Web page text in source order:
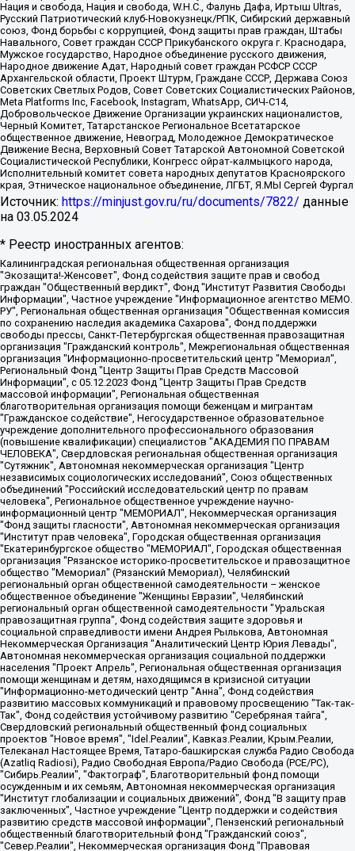
Нация и свобода, Нация и свобода, W.H.С., Фалунь Дафа, Иртыш Ultras,
Русский Патриотический клуб-Новокузнецк/РПК, Сибирский державный
союз, Фонд борьбы с коррупцией, Фонд защиты прав граждан, Штабы
Навального, Совет граждан СССР Прикубанского округа г. Краснодара,
Мужское государство, Народное объединение русского движения,
Народное движение Адат, Народный совет граждан РСФСР СССР
Архангельской области, Проект Штурм, Граждане СССР, Держава Союз
Советских Светлых Родов, Совет Советских Социалистических Районов,
Meta Platforms Inc, Facebook, Instagram, WhatsApp, СИЧ-С14,
Добровольческое Движение Организации украинских националистов,
Черный Комитет, Татарстанское Региональное Всетатарское
общественное движение, Невоград, Молодежное Демократическое
Движение Весна, Верховный Совет Татарской Автономной Советской
Социалистической Республики, Конгресс ойрат-калмыцкого народа,
Исполнительный комитет совета народных депутатов Красноярского
края, Этническое национальное объединение, ЛГБТ, Я.МЫ Сергей Фургал
Источник: https://minjust.gov.ru/ru/documents/7822/ данные
на 03.05.2024
* Реестр иностранных агентов:
Калининградская региональная общественная организация "Экозащита!-Женсовет", Фонд содействия защите прав и свобод граждан "Общественный вердикт", Фонд "Институт Развития Свободы Информации", Частное учреждение "Информационное агентство МЕМО. РУ", Региональная общественная организация "Общественная комиссия по сохранению наследия академика Сахарова", Фонд поддержки свободы прессы, Санкт-Петербургская общественная правозащитная организация "Гражданский контроль", Межрегиональная общественная организация "Информационно-просветительский центр "Мемориал", Региональный Фонд "Центр Защиты Прав Средств Массовой Информации", с 05.12.2023 Фонд "Центр Защиты Прав Средств массовой информации", Региональная общественная благотворительная организация помощи беженцам и мигрантам "Гражданское содействие", Негосударственное образовательное учреждение дополнительного профессионального образования (повышение квалификации) специалистов "АКАДЕМИЯ ПО ПРАВАМ ЧЕЛОВЕКА", Свердловская региональная общественная организация "Сутяжник", Автономная некоммерческая организация "Центр независимых социологических исследований", Союз общественных объединений "Российский исследовательский центр по правам человека", Региональное общественное учреждение научно-информационный центр "МЕМОРИАЛ", Некоммерческая организация "Фонд защиты гласности", Автономная некоммерческая организация "Институт прав человека", Городская общественная организация "Екатеринбургское общество "МЕМОРИАЛ", Городская общественная организация "Рязанское историко-просветительское и правозащитное общество "Мемориал" (Рязанский Мемориал), Челябинский региональный орган общественной самодеятельности – женское общественное объединение "Женщины Евразии", Челябинский региональный орган общественной самодеятельности "Уральская правозащитная группа", Фонд содействия защите здоровья и социальной справедливости имени Андрея Рылькова, Автономная Некоммерческая Организация "Аналитический Центр Юрия Левады", Автономная некоммерческая организация социальной поддержки населения "Проект Апрель", Региональная общественная организация помощи женщинам и детям, находящимся в кризисной ситуации "Информационно-методический центр "Анна", Фонд содействия развитию массовых коммуникаций и правовому просвещению "Так-так-Так", Фонд содействия устойчивому развитию "Серебряная тайга", Свердловский региональный общественный фонд социальных проектов "Новое время", "Idel.Реалии", Кавказ.Реалии, Крым.Реалии, Телеканал Настоящее Время, Татаро-башкирская служба Радио Свобода (Azatliq Radiosi), Радио Свободная Европа/Радио Свобода (PCE/PC), "Сибирь.Реалии", "Фактограф", Благотворительный фонд помощи осужденным и их семьям, Автономная некоммерческая организация "Институт глобализации и социальных движений", Фонд "В защиту прав заключенных", Частное учреждение "Центр поддержки и содействия развитию средств массовой информации", Пензенский региональный общественный благотворительный фонд "Гражданский союз", "Север.Реалии", Некоммерческая организация Фонд "Правовая инициатива", Общество с ограниченной ответственностью "Радио Свободная Европа/Радио Свобода", Чешское информационное агентство "MEDIUM-ORIENT", Красноярская региональная общественная организация "Мы против СПИДа", Камалягин Денис Николаевич, Маркелов Сергей Евгеньевич, Пономарев Лев Александрович, Савицкая Людмила Алексеевна, Автономная некоммерческая организация "Центр по работе с проблемой насилия "НАСИЛИЮ.НЕТ", Межрегиональный профессиональный союз работников здравоохранения "Альянс врачей", Юридическое лицо, зарегистрированное в Латвийской Республике, SIA "Medusa Project" (регистрационный номер 40103797863, дата регистрации 10.06.2014), Некоммерческая организация "Фонд по борьбе с коррупцией", Автономная некоммерческая организация "Институт права и публичной политики", Баданин Роман Сергеевич, Гликин Максим Александрович, Железнова Мария Михайловна, Лукьянова Юлия Сергеевна, Маетная Елизавета Витальевна, Маняхин Петр Борисович, Чуракова Ольга Владимировна, Ярош Юлия Петровна, Юридическое лицо "The Insider SIA", зарегистрированное в Риге, Латвийская Республика (дата регистрации 26.06.2015), являющееся администратором доменного имени интернет-издания "The Insider SIA", https://theins.ru, Постернак Алексей Евгеньевич, Рубин Михаил Аркадьевич, Анин Роман Александрович, Юридическое лицо Istories fonds, зарегистрированное в Латвийской Республике (регистрационный номер 50008295751, дата регистрации 24.02.2020), Великовский Дмитрий Александрович, Долинина Ирина Николаевна, Мароховская Алеся Алексеевна, Шлейнов Роман Юрьевич, Шмагун Олеся Валентиновна, Общество с ограниченной ответственностью "Альтаир 2021", Общество с ограниченной ответственностью "Вега 2021", Общество с ограниченной ответственностью "Главный редактор 2021", Общество с ограниченной ответственностью "Ромашки монолит", Важенков Артем Валерьевич, Ивановская областная общественная организация "Центр гендерных исследований", Гурман Юрий Альбертович, Медиапроект "ОВД-Инфо", Егоров Владимир Владимирович, Жилинский Владимир Александрович, Общество с ограниченной ответственностью "ЗП", Иванова София Юрьевна, Карезина Инна Павловна, Кильтау Екатерина Викторовна, Петров Алексей Викторович, Пискунов Сергей Евгеньевич, Смирнов Сергей Сергеевич, Тихонов Михаил Сергеевич, Общество с ограниченной ответственностью "ЖУРНАЛИСТ-ИНОСТРАННЫЙ АГЕНТ", Арапова Галина Юрьевна, Вольтская Татьяна Анатольевна, Американская компания "Mason G.E.S. Anonymous Foundation" (США), являющаяся владельцем интернет-издания https://mnews.world/, Компания "Stichting Bellingcat", зарегистрированная в Нидерландах (дата регистрации 11.07.2018), Захаров Андрей Вячеславович, Клепиковская Екатерина Дмитриевна, Общество с ограниченной ответственностью "МЕМО", Перл Роман Александрович, Симонов Евгений Алексеевич, Соловьева Елена Анатольевна, Сотников Даниил Владимирович, Сурначева Елизавета Дмитриевна, Автономная некоммерческая организация по защите прав человека и информированию населения "Якутия – Наше Мнение", Общество с ограниченной ответственностью "Москоу диджитал медиа", с 26.01.2023 Общество с ограниченной ответственностью "Чайка Белые сады", Ветошкина Валерия Валерьевна, Заговора Максим Александрович, Межрегиональное общественное движение "Российская ЛГБТ - сеть", Оленичев Максим Владимирович, Павлов Иван Юрьевич, Скворцова Елена Сергеевна, Общество с ограниченной ответственностью "Как бы инагент", Кочетков Игорь Викторович, Общество с ограниченной ответственностью "Честные выборы", Еланчик Олег Александрович, Общество с ограниченной ответственностью "Нобелевский призыв", Гималова Регина Эмилевна, Григорьев Андрей Валерьевич, Григорьева Алина Александровна, Ассоциация по содействию защите прав призывников, альтернативнослужащих и военнослужащих "Правозащитная группа "Гражданин.Армия.Право", Хисамова Регина Фаритовна, Автономная некоммерческая организация по реализации социально-правовых программ "Лилит", Дальневосточное общественное движение "Маяк", Санкт-Петербургская ЛГБТ-инициативная группа "Выход", Инициативная группа ЛГБТ+ "Реверс", Алексеев Андрей Викторович, Бекбулатова Таисия Львовна, Беляев Иван Михайлович, Владыкина Елена Сергеевна, Гельман Марат Александрович, Никульшина Вероника Юрьевна, Толоконникова Надежда Андреевна, Шендерович Виктор Анатольевич, Общество с ограниченной ответственностью "Данное сообщение", Общество с ограниченной ответственностью Издательский дом "Новая глава", Айнбиндер Александра Александровна, Московский комьюнити-центр для ЛГБТ+инициатив, Благотворительный фонд развития филантропии, Deutsche Welle (Германия, Kurt-Schumacher-Strasse 3, 53113 Bonn), Борзунова Мария Михайловна, Воробьев Виктор Викторович, Голубева Анна Львовна, Константинова Алла Михайловна, Малкова Ирина Владимировна, Мурадов Мурад Абдулгалимович, Осетинская Елизавета Николаевна, Понасенков Евгений Николаевич, Ганапольский Матвей Юрьевич, Киселев Евгений Алексеевич, Борухович Ирина Григорьевна, Дремин Иван Тимофеевич, Дубровский Дмитрий Викторович, Красноярская региональная общественная организация поддержки и развития альтернативных образовательных технологий и межкультурных коммуникаций "ИНТЕРРА", Маяковская Екатерина Алексеевна, Фейгин Марк Захарович, Филимонов Андрей Викторович, Дзугкоева Регина Николаевна, Доброхотов Роман Александрович, Дудь Юрий Александрович, Елкин Сергей Владимирович, Кругликов Кирилл Игоревич, Сабунаева Мария Леонидовна, Семенов Алексей Владимирович, Шаинян Карен Багратович, Шульман Екатерина Михайловна, Асафьев Артур Валерьевич, Вахштайн Виктор Семенович, Венедиктов Алексей Алексеевич, Лушникова Екатерина Евгеньевна, Волков Леонид Михайлович, Невзоров Александр Глебович, Пархоменко Сергей Борисович, Сироткин Ярослав Николаевич, Кара-Мурза Владимир Владимирович, Баранова Наталья Владимировна, Гозман Леонид Яковлевич, Кагарлицкий Борис Юльевич, Климарев Михаил Валерьевич, Милов Владимир Станиславович, Автономная некоммерческая организация Краснодарский центр современного искусства "Типография", Моргенштерн Алишер Тагирович, Соболь Любовь Эдуардовна, Общество с ограниченной ответственностью "ЛИЗА НОРМ", Каспаров Гарри Кимович, Ходорковский Михаил Борисович, Общество с ограниченной ответственностью "Апрельские тезисы", Данилович Ирина Брониславовна, Кашин Олег Владимирович, Петров Николай Владимирович, Пивоваров Алексей Владимирович, Соколов Михаил Владимирович, Цветкова Юлия Владимировна, Чичваркин Евгений Александрович, Комитет против пыток/Команда против пыток, Общество с ограниченной ответственностью "Первый научный", Общество с ограниченной ответственностью "Вертолет и ко", Белоцерковская Вероника Борисовна, Кац Максим Евгеньевич, Лазарева Татьяна Юрьевна, Шаведдинов Руслан Табризович, Яшин Илья Валерьевич, Общество с ограниченной ответственностью "Иноагент ААВ", Алешковский Дмитрий Петрович, Альбац Евгения Марковна, Быков Дмитрий Львович, Галямина Юлия Евгеньевна, Лойко Сергей Леонидович, Мартынов Кирилл Константинович, Медведев Сергей Александрович, Крашенинников Федор Геннадиевич, Гордеева Катерина Вл